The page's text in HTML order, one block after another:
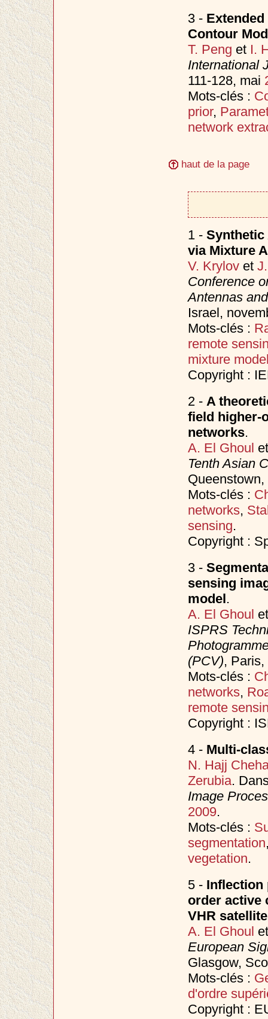
3 -
Contour
T. Peng et I.
International
111-128, mai
Mots-clés :
prior,
network
haut de la page
1 - Synthetic
via Mixture
V. Krylovet
Conference
Antennas
Israel,
Mots-clés :
remote
mixture
Copyright :
2 - A
field higher-
networks.
A. El Ghoul
Tenth Asian
Mots-clés :
networks,
sensing.
Copyright :
3 -
sensing
model.
A. El Ghoul
ISPRS
(PCV),
Mots-clés :
networks,
remote
Copyright :
4 - Multi-
N. Hajj
Zerubia.
Image
2009.
Mots-clés :
segmentation
vegetation.
5 - Inflection
order active
VHR
A. El Ghoul
European
Glasgow,
Mots-clés :
d'ordre
Copyright :